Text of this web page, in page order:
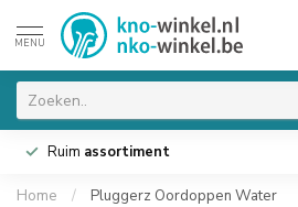
MENU
Ruim assortiment
Home / Pluggerz Oordoppen Water